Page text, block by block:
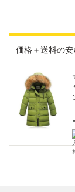
価格＋送料の安